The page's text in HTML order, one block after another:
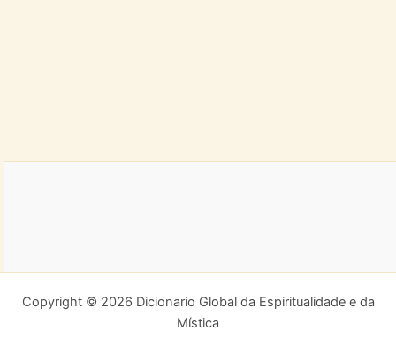
Copyright © 2026 Dicionario Global da Espiritualidade e da
Mística